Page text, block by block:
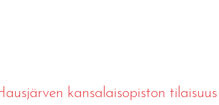
kansalaisopiston tilaisuus